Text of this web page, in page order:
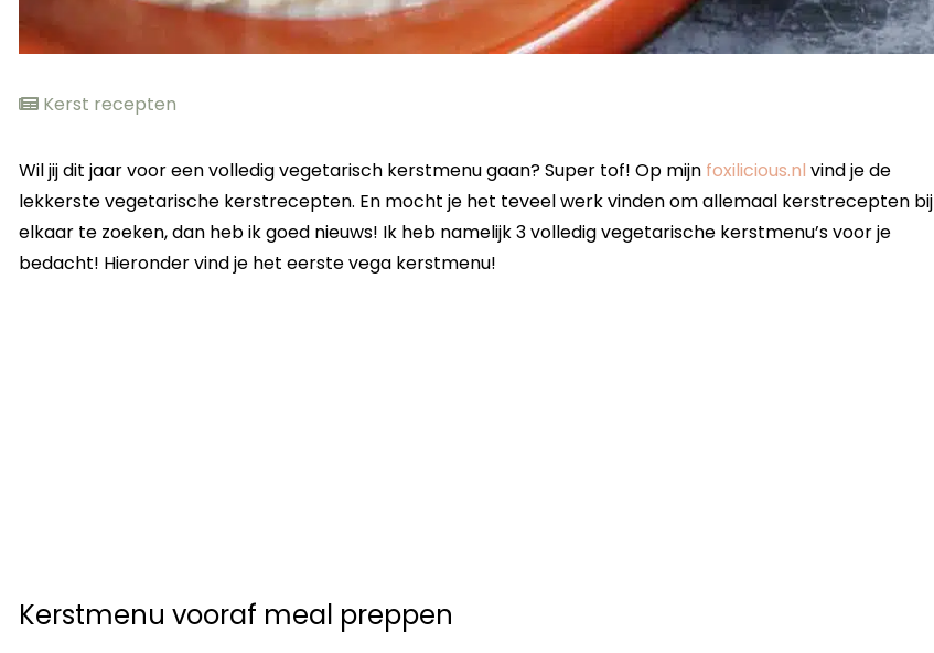
Kerst recepten
Wil jij dit jaar voor een volledig vegetarisch kerstmenu gaan? Super tof! Op mijn foxilicious.nl vind je de
lekkerste vegetarische kerstrecepten. En mocht je het teveel werk vinden om allemaal kerstrecepten bij
elkaar te zoeken, dan heb ik goed nieuws! Ik heb namelijk 3 volledig vegetarische kerstmenu’s voor je
bedacht! Hieronder vind je het eerste vega kerstmenu!
Kerstmenu vooraf meal preppen